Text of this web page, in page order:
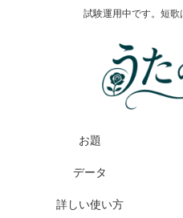
試験運用中です。短歌
お題
データ
詳しい使い方